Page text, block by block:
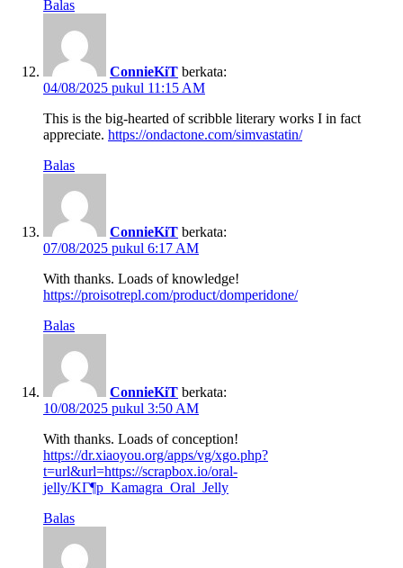
Balas
ConnieKiT berkata:
04/08/2025 pukul 11:15 AM
This is the big-hearted of scribble literary works I in fact
appreciate. https://ondactone.com/simvastatin/
Balas
ConnieKiT berkata:
07/08/2025 pukul 6:17 AM
With thanks. Loads of knowledge!
https://proisotrepl.com/product/domperidone/
Balas
ConnieKiT berkata:
10/08/2025 pukul 3:50 AM
With thanks. Loads of conception!
https://dr.xiaoyou.org/apps/vg/xgo.php?
t=url&url=https://scrapbox.io/oral-
jelly/KГ¶p_Kamagra_Oral_Jelly
Balas